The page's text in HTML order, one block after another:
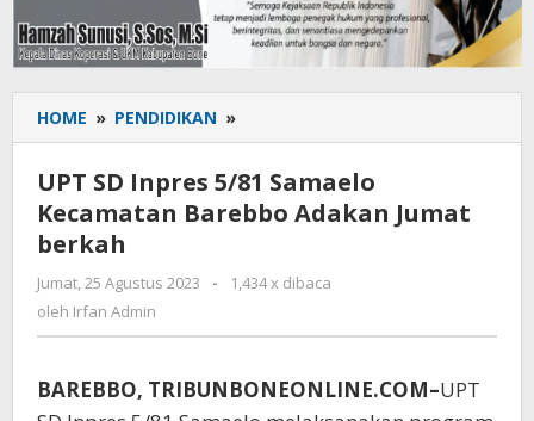
HOME » PENDIDIKAN »
SD
5/81
Samaelo
Adakan
berkah
UPT SD Inpres 5/81 Samaelo
Kecamatan Barebbo Adakan Jumat
berkah
Jumat, 25 Agustus 2023
oleh
-
1,434 x dibaca
oleh Irfan Admin
BAREBBO, TRIBUNBONEONLINE.COM–UPT